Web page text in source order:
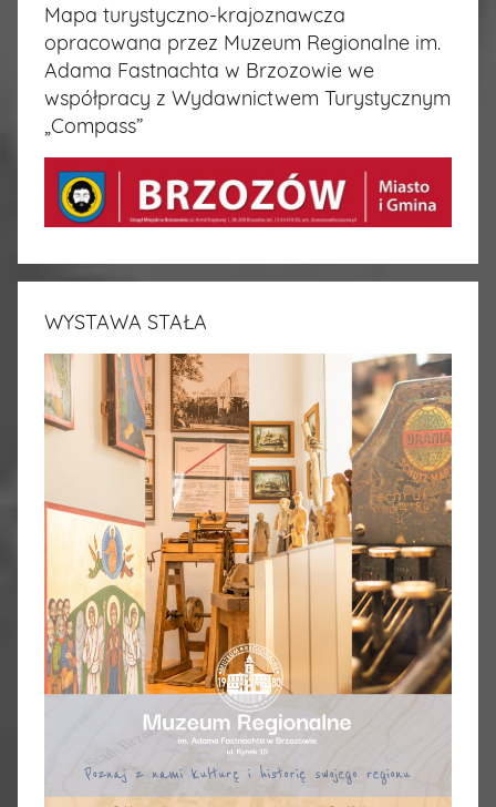
Mapa turystyczno-krajoznawcza
opracowana przez Muzeum Regionalne im.
Adama Fastnachta w Brzozowie we
współpracy z Wydawnictwem Turystycznym
„Compass”
WYSTAWA STAŁA